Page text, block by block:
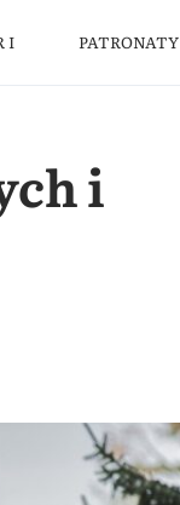
I PATRONATY
i